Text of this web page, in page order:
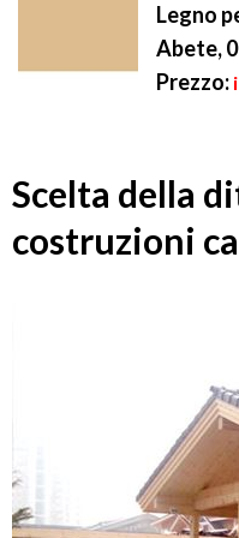
Legno
Abete,
Prezzo:
Scelta della
costruzioni